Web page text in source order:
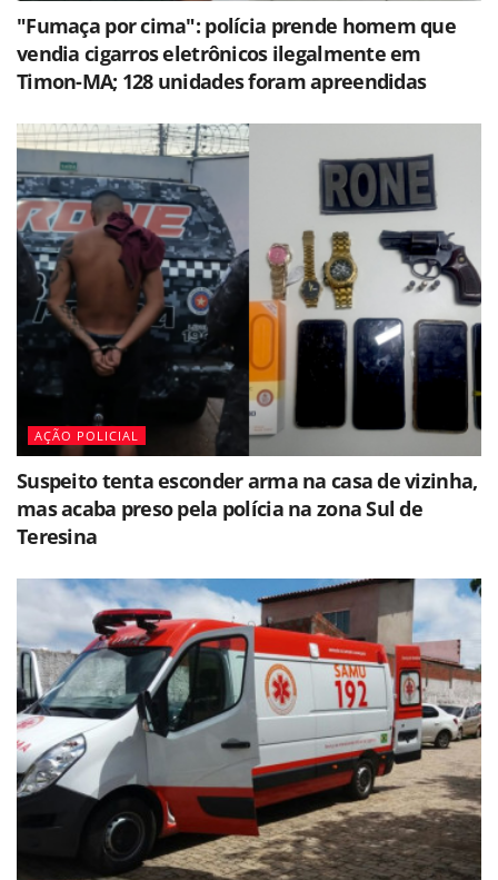
"Fumaça por cima": polícia prende homem que
vendia cigarros eletrônicos ilegalmente em
Timon-MA; 128 unidades foram apreendidas
AÇÃO POLICIAL
Suspeito tenta esconder arma na casa de vizinha,
mas acaba preso pela polícia na zona Sul de
Teresina